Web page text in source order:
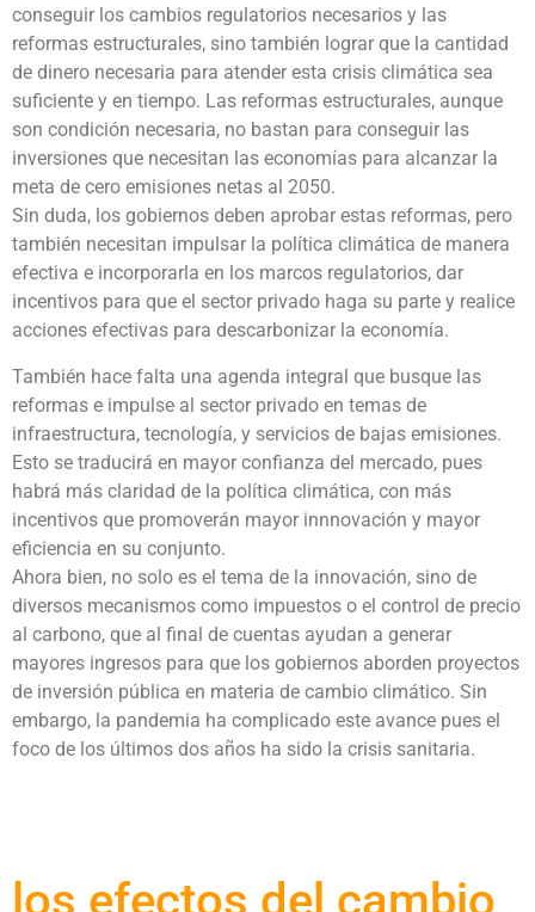
conseguir los cambios regulatorios necesarios y las
reformas estructurales, sino también lograr que la cantidad
de dinero necesaria para atender esta crisis climática sea
suficiente y en tiempo. Las reformas estructurales, aunque
son condición necesaria, no bastan para conseguir las
inversiones que necesitan las economías para alcanzar la
meta de cero emisiones netas al 2050.
Sin duda, los gobiernos deben aprobar estas reformas, pero
también necesitan impulsar la política climática de manera
efectiva e incorporarla en los marcos regulatorios, dar
incentivos para que el sector privado haga su parte y realice
acciones efectivas para descarbonizar la economía.
También hace falta una agenda integral que busque las
reformas e impulse al sector privado en temas de
infraestructura, tecnología, y servicios de bajas emisiones.
Esto se traducirá en mayor confianza del mercado, pues
habrá más claridad de la política climática, con más
incentivos que promoverán mayor innnovación y mayor
eficiencia en su conjunto.
Ahora bien, no solo es el tema de la innovación, sino de
diversos mecanismos como impuestos o el control de precio
al carbono, que al final de cuentas ayudan a generar
mayores ingresos para que los gobiernos aborden proyectos
de inversión pública en materia de cambio climático. Sin
embargo, la pandemia ha complicado este avance pues el
foco de los últimos dos años ha sido la crisis sanitaria.
los efectos del cambio